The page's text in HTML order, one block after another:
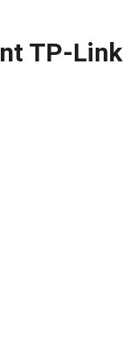
TP-Link